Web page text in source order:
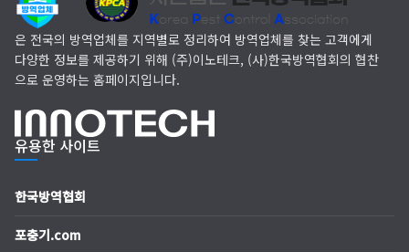
은 전국의 방역업체를 지역별로 정리하여 방역업체를 찾는 고객에게
다양한 정보를 제공하기 위해 (주)이노테크, (사)한국방역협회의 협찬
으로 운영하는 홈페이지입니다.
유용한 사이트
한국방역협회
포충기.com